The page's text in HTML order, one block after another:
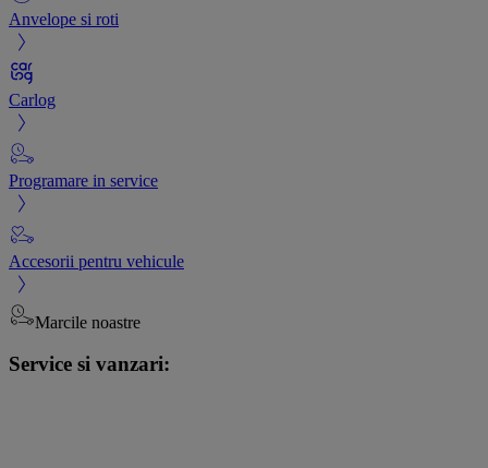
Anvelope si roti
Carlog
Programare in service
Accesorii pentru vehicule
Marcile noastre
Service si vanzari: